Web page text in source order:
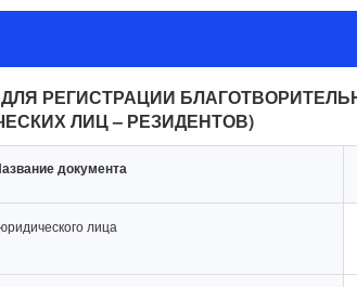
РЕГИСТРАЦИИ
ЛИЦ – РЕЗИДЕНТОВ)
документа
лица